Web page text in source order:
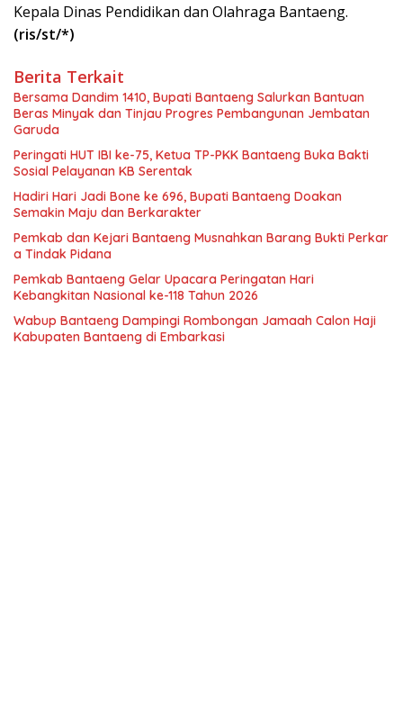
Kepala Dinas Pendidikan dan Olahraga Bantaeng.
(ris/st/*)
Berita Terkait
Bersama Dandim 1410, Bupati Bantaeng Salurkan Bantuan
Beras Minyak dan Tinjau Progres Pembangunan Jembatan
Garuda
Peringati HUT IBI ke-75, Ketua TP-PKK Bantaeng Buka Bakti
Sosial Pelayanan KB Serentak
Hadiri Hari Jadi Bone ke 696, Bupati Bantaeng Doakan
Semakin Maju dan Berkarakter
Pemkab dan Kejari Bantaeng Musnahkan Barang Bukti Perkar
a Tindak Pidana
Pemkab Bantaeng Gelar Upacara Peringatan Hari
Kebangkitan Nasional ke-118 Tahun 2026
Wabup Bantaeng Dampingi Rombongan Jamaah Calon Haji
Kabupaten Bantaeng di Embarkasi